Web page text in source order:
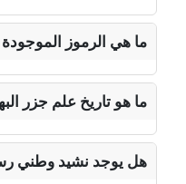
ما هي الرموز
ما هو تاريخ علم جزر
هل يوجد نشيد وطني